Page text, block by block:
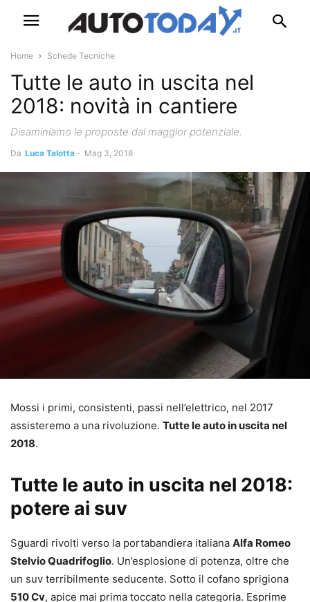
Home Schede Tecniche
Tutte le auto in uscita nel
2018: novità in cantiere
Disaminiamo le proposte dal maggior potenziale.
Da Luca Talotta - Mag 3, 2018
Mossi i primi, consistenti, passi nell’elettrico, nel 2017
assisteremo a una rivoluzione. Tutte le auto in uscita nel
2018.
Tutte le auto in uscita nel 2018:
potere ai suv
Sguardi rivolti verso la portabandiera italiana Alfa Romeo
Stelvio Quadrifoglio. Un’esplosione di potenza, oltre che
un suv terribilmente seducente. Sotto il cofano sprigiona
510 Cv, apice mai prima toccato nella categoria. Esprime